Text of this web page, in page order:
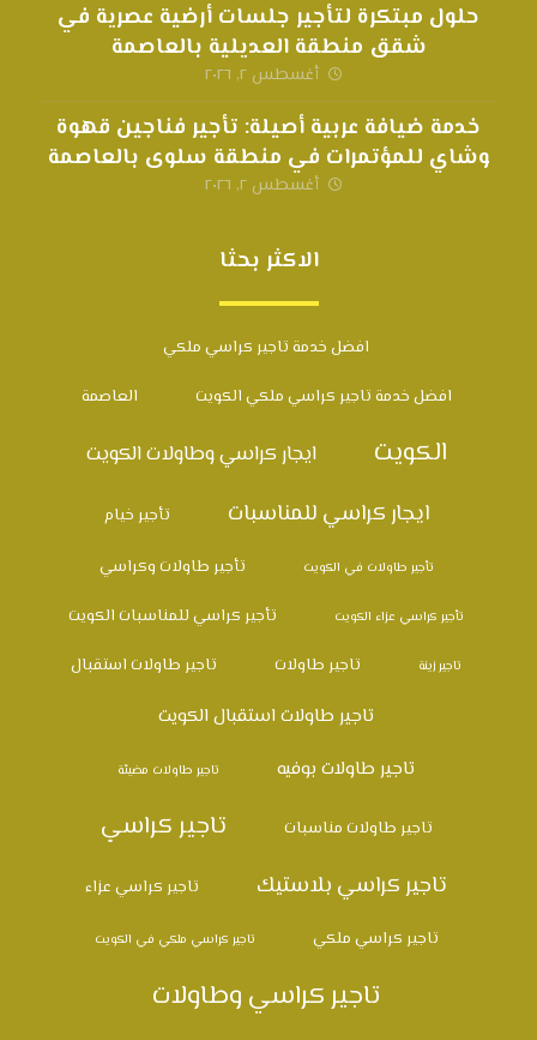
حلول مبتكرة لتأجير جلسات أرضية عصرية في
شقق منطقة العديلية بالعاصمة
أغسطس ٢, ٢٠٢٦
خدمة ضيافة عربية أصيلة: تأجير فناجين قهوة
وشاي للمؤتمرات في منطقة سلوى بالعاصمة
أغسطس ٢, ٢٠٢٦
الاكثر بحثا
افضل خدمة تاجير كراسي ملكي
افضل خدمة تاجير كراسي ملكي الكويت العاصمة
الكويت ايجار كراسي وطاولات الكويت
ايجار كراسي للمناسبات تأجير خيام
تأجير طاولات في الكويت تأجير طاولات وكراسي
تأجير كراسي عزاء الكويت تأجير كراسي للمناسبات الكويت
تاجير زينة تاجير طاولات تاجير طاولات استقبال
تاجير طاولات استقبال الكويت
تاجير طاولات بوفيه
تاجير طاولات مضيئة
تاجير طاولات مناسبات تاجير كراسي
تاجير كراسي بلاستيك تاجير كراسي عزاء
تاجير كراسي ملكي تاجير كراسي ملكي في الكويت
تاجير كراسي وطاولات